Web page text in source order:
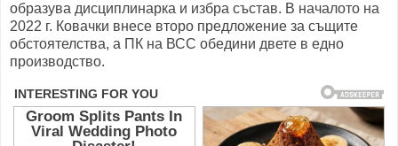
образува дисциплинарка и избра състав. В началото на
2022 г. Ковачки внесе второ предложение за същите
обстоятелства, а ПК на ВСС обедини двете в едно
производство.